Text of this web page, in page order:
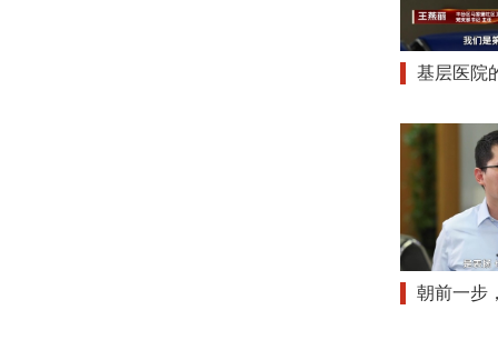
基层医院
朝前一步